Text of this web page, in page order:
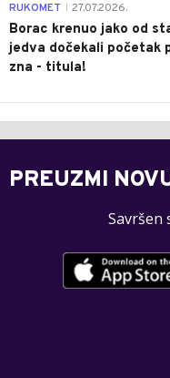
RUKOMET 27.07.2026.
Borac krenuo jako od
jedva dočekali početak
zna - titula!
PREUZMI
Savršen